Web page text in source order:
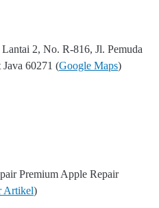
2, No. R-816, Jl. Pemuda
60271 (Google Maps)
Premium Apple Repair
Artikel)